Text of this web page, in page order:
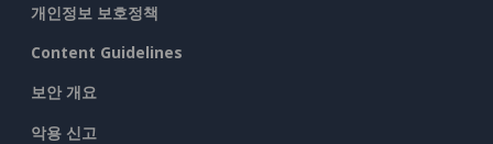
개인정보 보호정책
Content Guidelines
보안 개요
악용 신고